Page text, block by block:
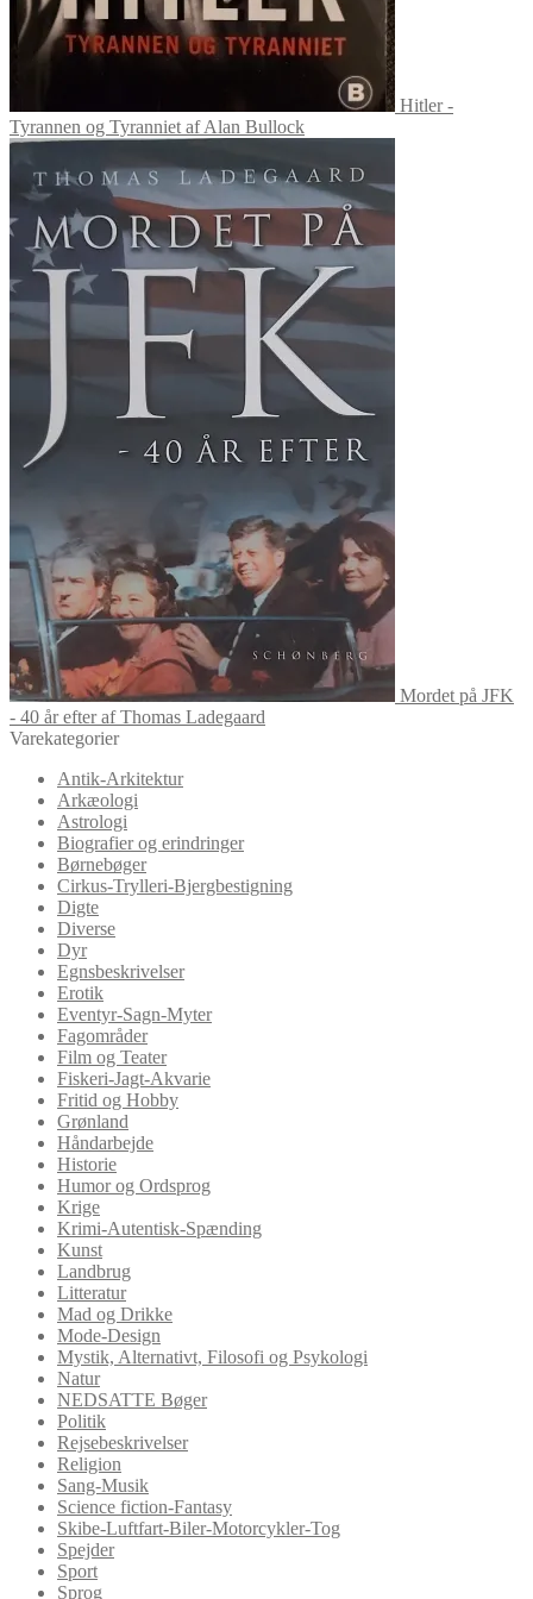
Hitler -
Tyrannen og Tyranniet af Alan Bullock
Mordet på JFK
- 40 år efter af Thomas Ladegaard
Varekategorier
Antik-Arkitektur
Arkæologi
Astrologi
Biografier og erindringer
Børnebøger
Cirkus-Trylleri-Bjergbestigning
Digte
Diverse
Dyr
Egnsbeskrivelser
Erotik
Eventyr-Sagn-Myter
Fagområder
Film og Teater
Fiskeri-Jagt-Akvarie
Fritid og Hobby
Grønland
Håndarbejde
Historie
Humor og Ordsprog
Krige
Krimi-Autentisk-Spænding
Kunst
Landbrug
Litteratur
Mad og Drikke
Mode-Design
Mystik, Alternativt, Filosofi og Psykologi
Natur
NEDSATTE Bøger
Politik
Rejsebeskrivelser
Religion
Sang-Musik
Science fiction-Fantasy
Skibe-Luftfart-Biler-Motorcykler-Tog
Spejder
Sport
Sprog